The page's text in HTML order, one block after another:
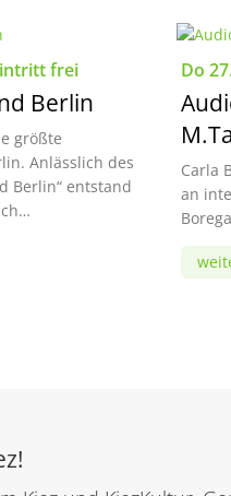
frei
Berlin
größte
Anlässlich des
Berlin“ entstand
Do
Carla
an